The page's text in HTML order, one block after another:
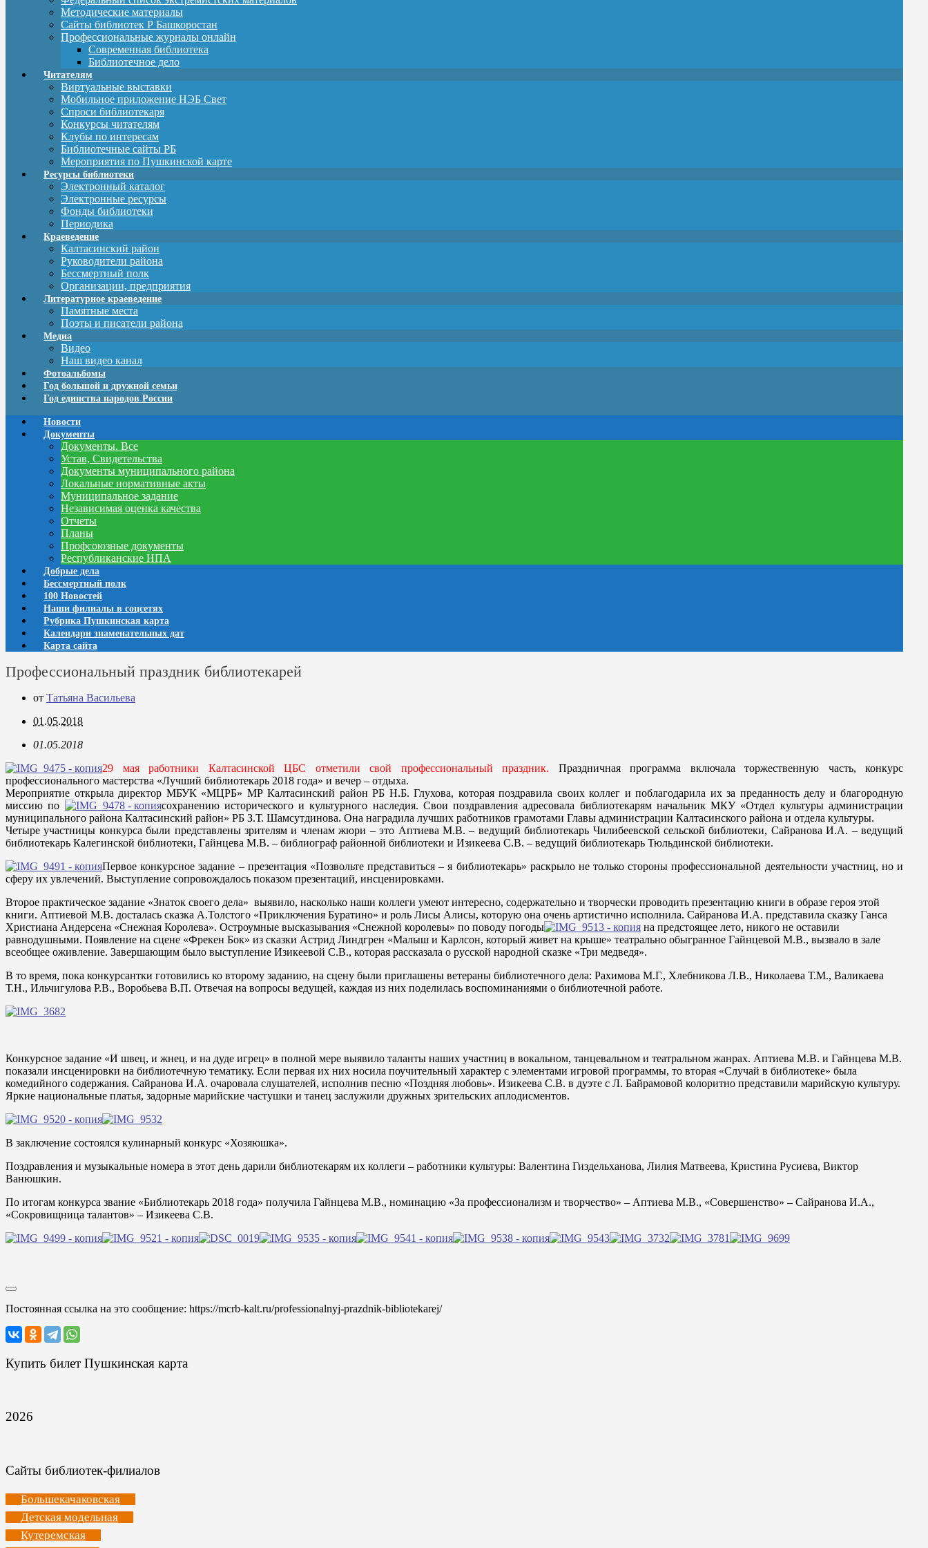
Методические материалы
Сайты библиотек Р Башкоростан
Профессиональные журналы онлайн
Современная библиотека
Библиотечное дело
Читателям
Виртуальные выставки
Мобильное приложение НЭБ Свет
Спроси библиотекаря
Конкурсы читателям
Клубы по интересам
Библиотечные сайты РБ
Мероприятия по Пушкинской карте
Ресурсы библиотеки
Электронный каталог
Электронные ресурсы
Фонды библиотеки
Периодика
Краеведение
Калтасинский район
Руководители района
Бессмертный полк
Организации, предприятия
Литературное краеведение
Памятные места
Поэты и писатели района
Медиа
Видео
Наш видео канал
Фотоальбомы
Год большой и дружной семьи
Год единства народов России
Новости
Документы
Документы. Все
Устав, Свидетельства
Документы муниципального района
Локальные нормативные акты
Муниципальное задание
Независимая оценка качества
Отчеты
Планы
Профсоюзные документы
Республиканские НПА
Добрые дела
Бессмертный полк
100 Новостей
Наши филиалы в соцсетях
Рубрика Пушкинская карта
Календари знаменательных дат
Карта сайта
Профессиональный праздник библиотекарей
от Татьяна Васильева
01.05.2018
01.05.2018
29 мая работники Калтасинской ЦБС отметили свой профессиональный праздник. Праздничная программа включала торжественную часть, конкурс
профессионального мастерства «Лучший библиотекарь 2018 года» и вечер – отдыха.
Мероприятие открыла директор МБУК «МЦРБ» МР Калтасинский район РБ Н.Б. Глухова, которая поздравила своих коллег и поблагодарила их за преданность делу и благородную
миссию по
сохранению исторического и культурного наследия. Свои поздравления адресовала библиотекарям начальник МКУ «Отдел культуры администрации
муниципального района Калтасинский район» РБ З.Т. Шамсутдинова. Она наградила лучших работников грамотами Главы администрации Калтасинского района и отдела культуры.
Четыре участницы конкурса были представлены зрителям и членам жюри – это Аптиева М.В. – ведущий библиотекарь Чилибеевской сельской библиотеки, Сайранова И.А. – ведущий
библиотекарь Калегинской библиотеки, Гайнцева М.В. – библиограф районной библиотеки и Изикеева С.В. – ведущий библиотекарь Тюльдинской библиотеки.
Первое конкурсное задание – презентация «Позвольте представиться – я библиотекарь» раскрыло не только стороны профессиональной деятельности участниц, но и
сферу их увлечений. Выступление сопровождалось показом презентаций, инсценировками.
Второе практическое задание «Знаток своего дела» выявило, насколько наши коллеги умеют интересно, содержательно и творчески проводить презентацию книги в образе героя этой
книги. Аптиевой М.В. досталась сказка А.Толстого «Приключения Буратино» и роль Лисы Алисы, которую она очень артистично исполнила. Сайранова И.А. представила сказку Ганса
Христиана Андерсена «Снежная Королева». Остроумные высказывания «Снежной королевы» по поводу погоды
на предстоящее лето, никого не оставили
равнодушными. Появление на сцене «Фрекен Бок» из сказки Астрид Линдгрен «Малыш и Карлсон, который живет на крыше» театрально обыгранное Гайнцевой М.В., вызвало в зале
всеобщее оживление. Завершающим было выступление Изикеевой С.В., которая рассказала о русской народной сказке «Три медведя».
В то время, пока конкурсантки готовились ко второму заданию, на сцену были приглашены ветераны библиотечного дела: Рахимова М.Г., Хлебникова Л.В., Николаева Т.М., Валикаева
Т.Н., Ильчигулова Р.В., Воробьева В.П. Отвечая на вопросы ведущей, каждая из них поделилась воспоминаниями о библиотечной работе.
Конкурсное задание «И швец, и жнец, и на дуде игрец» в полной мере выявило таланты наших участниц в вокальном, танцевальном и театральном жанрах. Аптиева М.В. и Гайнцева М.В.
показали инсценировки на библиотечную тематику. Если первая их них носила поучительный характер с элементами игровой программы, то вторая «Случай в библиотеке» была
комедийного содержания. Сайранова И.А. очаровала слушателей, исполнив песню «Поздняя любовь». Изикеева С.В. в дуэте с Л. Байрамовой колоритно представили марийскую культуру.
Яркие национальные платья, задорные марийские частушки и танец заслужили дружных зрительских аплодисментов.
В заключение состоялся кулинарный конкурс «Хозяюшка».
Поздравления и музыкальные номера в этот день дарили библиотекарям их коллеги – работники культуры: Валентина Гиздельханова, Лилия Матвеева, Кристина Русиева, Виктор
Ванюшкин.
По итогам конкурса звание «Библиотекарь 2018 года» получила Гайнцева М.В., номинацию «За профессионализм и творчество» – Аптиева М.В., «Совершенство» – Сайранова И.А.,
«Сокровищница талантов» – Изикеева С.В.
Постоянная ссылка на это сообщение: https://mcrb-kalt.ru/professionalnyj-prazdnik-bibliotekarej/
Купить билет Пушкинская карта
2026
Сайты библиотек-филиалов
Большекачаковская
Детская модельная
Кутеремская